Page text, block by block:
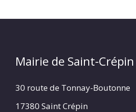
Mairie de Saint-Crépin
30 route de Tonnay-Boutonne
17380 Saint Crépin